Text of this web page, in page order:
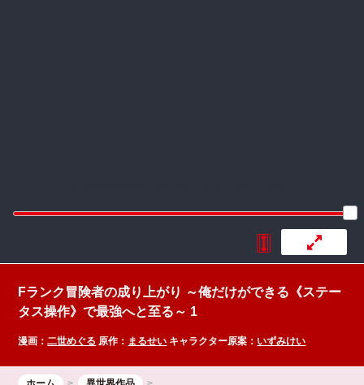
Fランク冒険者の成り上がり ～俺だけができる《ステー
タス操作》で最強へと至る～ 1
漫画：二世めぐる 原作： まるせい キャラクター原案： いずみけい